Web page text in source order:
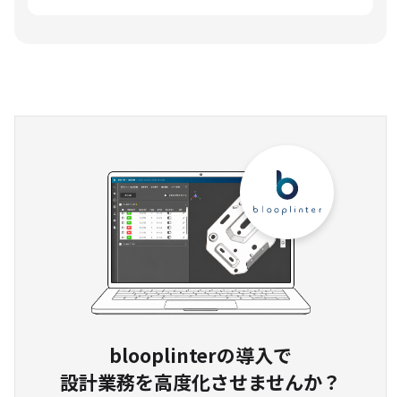
blooplinterの導入で
設計業務を高度化させませんか？